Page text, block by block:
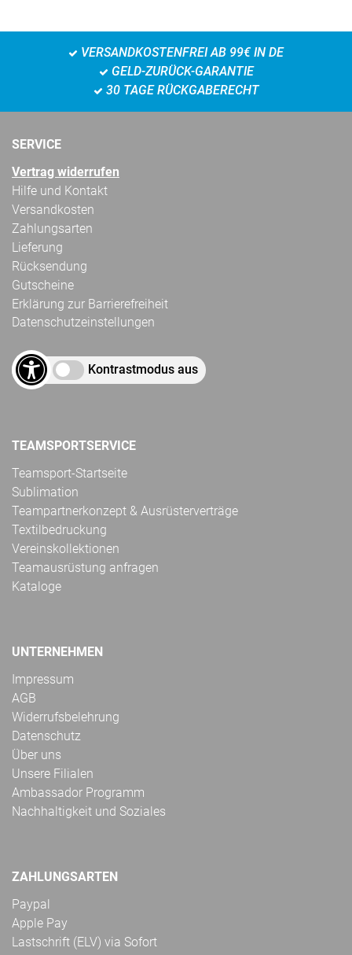
VERSANDKOSTENFREI AB 99€ IN DE
GELD-ZURÜCK-GARANTIE
30 TAGE RÜCKGABERECHT
SERVICE
Vertrag widerrufen
Hilfe und Kontakt
Versandkosten
Zahlungsarten
Lieferung
Rücksendung
Gutscheine
Erklärung zur Barrierefreiheit
Datenschutzeinstellungen
Kontrastmodus aus
TEAMSPORTSERVICE
Teamsport-Startseite
Sublimation
Teampartnerkonzept & Ausrüsterverträge
Textilbedruckung
Vereinskollektionen
Teamausrüstung anfragen
Kataloge
UNTERNEHMEN
Impressum
AGB
Widerrufsbelehrung
Datenschutz
Über uns
Unsere Filialen
Ambassador Programm
Nachhaltigkeit und Soziales
ZAHLUNGSARTEN
Paypal
Apple Pay
Lastschrift (ELV) via Sofort